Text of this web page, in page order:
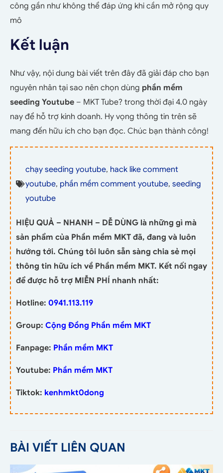
công gần như không thể đáp ứng khi cần mở rộng quy
mô
Kết luận
Như vậy, nội dung bài viết trên đây đã giải đáp cho bạn
nguyên nhân tại sao nên chọn dùng phần mềm
seeding Youtube – MKT Tube? trong thời đại 4.0 ngày
nay để hỗ trợ kinh doanh. Hy vọng thông tin trên sẽ
mang đến hữu ích cho bạn đọc. Chúc bạn thành công!
chạy seeding youtube, hack like comment
youtube, phần mềm comment youtube, seeding
youtube
HIỆU QUẢ – NHANH – DỄ DÙNG là những gì mà
sản phẩm của Phần mềm MKT đã, đang và luôn
hướng tới. Chúng tôi luôn sẵn sàng chia sẻ mọi
thông tin hữu ích về Phần mềm MKT. Kết nối ngay
để được hỗ trợ MIỄN PHÍ nhanh nhất:
Hotline: 0941.113.119
Group: Cộng Đồng Phần mềm MKT
Fanpage: Phần mềm MKT
Youtube: Phần mềm MKT
Tiktok: kenhmkt0dong
BÀI VIẾT LIÊN QUAN